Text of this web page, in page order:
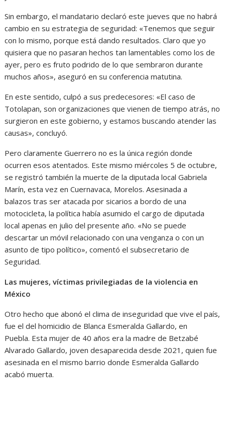
Sin embargo, el mandatario declaró este jueves que no habrá
cambio en su estrategia de seguridad: «Tenemos que seguir
con lo mismo, porque está dando resultados. Claro que yo
quisiera que no pasaran hechos tan lamentables como los de
ayer, pero es fruto podrido de lo que sembraron durante
muchos años», aseguró en su conferencia matutina.
En este sentido, culpó a sus predecesores: «El caso de
Totolapan, son organizaciones que vienen de tiempo atrás, no
surgieron en este gobierno, y estamos buscando atender las
causas», concluyó.
Pero claramente Guerrero no es la única región donde
ocurren esos atentados. Este mismo miércoles 5 de octubre,
se registró también la muerte de la diputada local Gabriela
Marín, esta vez en Cuernavaca, Morelos. Asesinada a
balazos tras ser atacada por sicarios a bordo de una
motocicleta, la política había asumido el cargo de diputada
local apenas en julio del presente año. «No se puede
descartar un móvil relacionado con una venganza o con un
asunto de tipo político», comentó el subsecretario de
Seguridad.
Las mujeres, víctimas privilegiadas de la violencia en
México
Otro hecho que abonó el clima de inseguridad que vive el país,
fue el del homicidio de Blanca Esmeralda Gallardo, en
Puebla. Esta mujer de 40 años era la madre de Betzabé
Alvarado Gallardo, joven desaparecida desde 2021, quien fue
asesinada en el mismo barrio donde Esmeralda Gallardo
acabó muerta.